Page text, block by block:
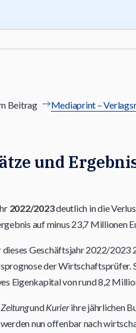
Beitrag
Mediaprint –
und
2022/2023deutlich in die
auf minus 23,7 Millionen
Geschäftsjahr 2022/2023
der Wirtschaftsprüfer.
Eigenkapital von rund 8,2
undKurierihre jährlichen
nun offenbar nach